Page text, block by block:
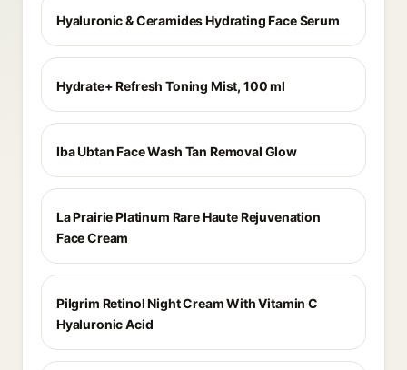
Hyaluronic & Ceramides Hydrating Face Serum
Hydrate+ Refresh Toning Mist, 100 ml
Iba Ubtan Face Wash Tan Removal Glow
La Prairie Platinum Rare Haute Rejuvenation
Face Cream
Pilgrim Retinol Night Cream With Vitamin C
Hyaluronic Acid